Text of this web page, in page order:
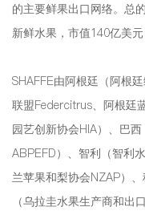
的主要鲜果出口网络。总
新鲜水果，市值140亿美
SHAFFE由阿根廷（阿根
联盟Federcitrus、阿根廷
园艺创新协会HIA）、巴
ABPEFD）、智利（智利
兰苹果和梨协会NZAP）
（乌拉圭水果生产商和出